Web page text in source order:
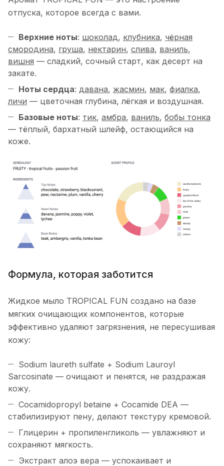
отпуска, которое всегда с вами.
Верхние ноты: шоколад, клубника, чёрная
смородина, груша, нектарин, слива, ваниль,
вишня — сладкий, сочный старт, как десерт на
закате.
Ноты сердца: давана, жасмин, мак, фиалка,
личи — цветочная глубина, лёгкая и воздушная.
Базовые ноты: тик, амбра, ваниль, бобы тонка
— тёплый, бархатный шлейф, остающийся на
коже.
Формула, которая заботится
Жидкое мыло TROPICAL FUN создано на базе
мягких очищающих компонентов, которые
эффективно удаляют загрязнения, не пересушивая
кожу:
Sodium laureth sulfate + Sodium Lauroyl
Sarcosinate — очищают и пенятся, не раздражая
кожу.
Cocamidopropyl betaine + Cocamide DEA —
стабилизируют пену, делают текстуру кремовой.
Глицерин + пропиленгликоль — увлажняют и
сохраняют мягкость.
Экстракт алоэ вера — успокаивает и